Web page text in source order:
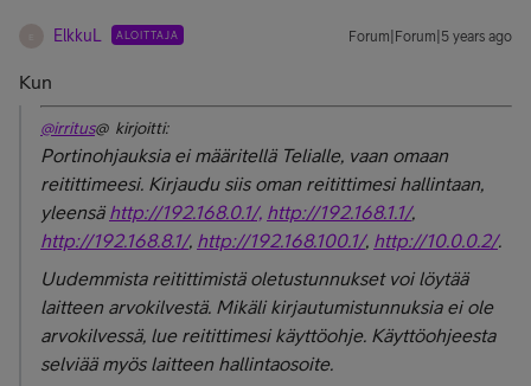
ElkkuL ALOITTAJA Forum|Forum|5 years ago
Kun
@irritus@ kirjoitti:
Portinohjauksia ei määritellä Telialle, vaan omaan
reitittimeesi. Kirjaudu siis oman reitittimesi hallintaan,
yleensä http://192.168.0.1/, http://192.168.1.1/,
http://192.168.8.1/, http://192.168.100.1/, http://10.0.0.2/.
Uudemmista reitittimistä oletustunnukset voi löytää
laitteen arvokilvestä. Mikäli kirjautumistunnuksia ei ole
arvokilvessä, lue reitittimesi käyttöohje. Käyttöohjeesta
selviää myös laitteen hallintaosoite.